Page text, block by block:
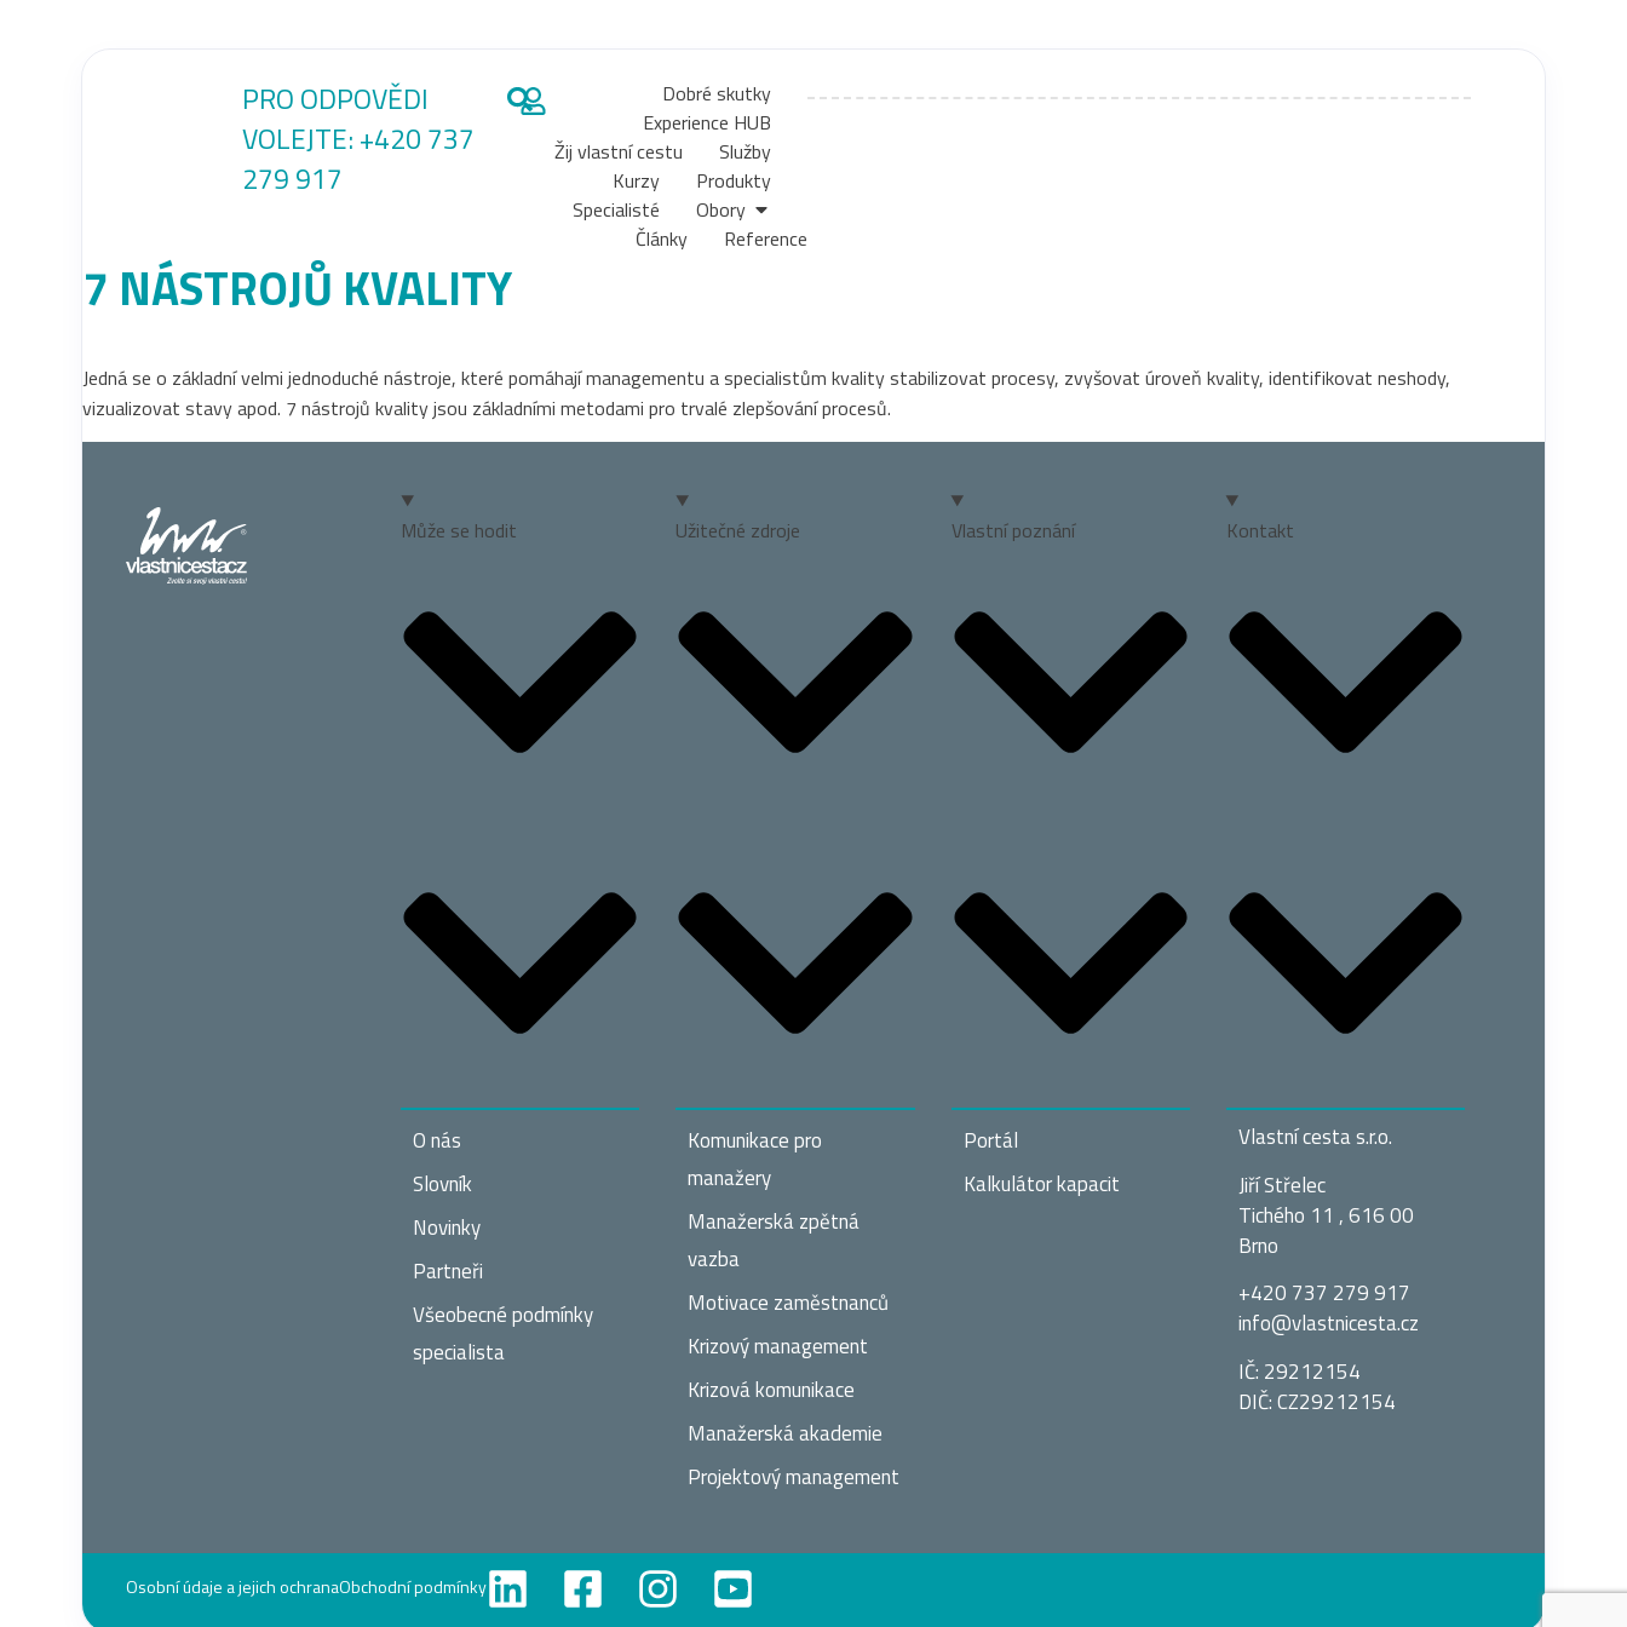
PRO ODPOVĚDI
VOLEJTE: +420 737
279 917
Dobré skutky
Experience HUB
Žij vlastní cestu
Služby
Kurzy
Produkty
Specialisté
Obory
Články
Reference
7 NÁSTROJŮ KVALITY
Jedná se o základní velmi jednoduché nástroje, které pomáhají managementu a specialistům kvality stabilizovat procesy, zvyšovat úroveň kvality, identifikovat neshody,
vizualizovat stavy apod. 7 nástrojů kvality jsou základními metodami pro trvalé zlepšování procesů.
Může se hodit
O nás
Slovník
Novinky
Partneři
Všeobecné podmínky
specialista
Užitečné zdroje
Komunikace pro
manažery
Manažerská zpětná
vazba
Motivace zaměstnanců
Krizový management
Krizová komunikace
Manažerská akademie
Projektový management
Vlastní poznání
Portál
Kalkulátor kapacit
Kontakt
Vlastní cesta s.r.o.
Jiří Střelec
Tichého 11 , 616 00
Brno
+420 737 279 917
info@vlastnices­ta.cz
IČ: 29212154
DIČ: CZ29212154
Osobní údaje a jejich ochranaObchodní podmínky